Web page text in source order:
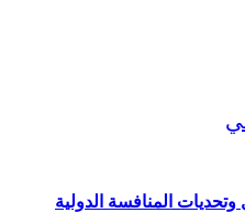
المنافسة الدولية